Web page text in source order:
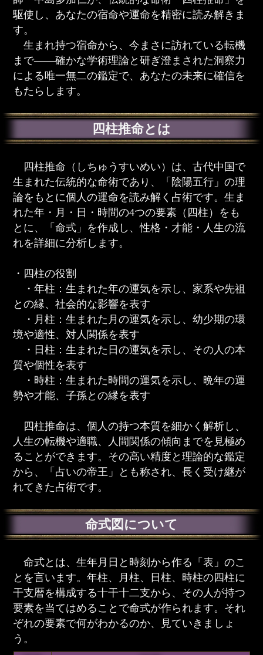
駆使し、あなたの宿命や運命を精密に読み解きま
す。
生まれ持つ宿命から、今まさに訪れている転機
まで――確かな学術理論と研ぎ澄まされた洞察力
による唯一無二の鑑定で、あなたの未来に確信を
もたらします。
四柱推命とは
四柱推命（しちゅうすいめい）は、古代中国で
生まれた伝統的な命術であり、「陰陽五行」の理
論をもとに個人の運命を読み解く占術です。生ま
れた年・月・日・時間の4つの要素（四柱）をも
とに、「命式」を作成し、性格・才能・人生の流
れを詳細に分析します。
・四柱の役割
・年柱：生まれた年の運気を示し、家系や先祖
との縁、社会的な影響を表す
・月柱：生まれた月の運気を示し、幼少期の環
境や適性、対人関係を表す
・日柱：生まれた日の運気を示し、その人の本
質や個性を表す
・時柱：生まれた時間の運気を示し、晩年の運
勢や才能、子孫との縁を表す
四柱推命は、個人の持つ本質を細かく解析し、
人生の転機や適職、人間関係の傾向までを見極め
ることができます。その高い精度と理論的な鑑定
から、「占いの帝王」とも称され、長く受け継が
れてきた占術です。
命式図について
命式とは、生年月日と時刻から作る「表」のこ
とを言います。年柱、月柱、日柱、時柱の四柱に
干支暦を構成する十干十二支から、その人が持つ
要素を当てはめることで命式が作られます。それ
ぞれの要素で何がわかるのか、見ていきましょ
う。